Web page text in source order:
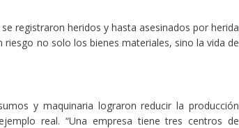
registraron heridos y hasta asesinados por herida
no solo los bienes materiales, sino la vida de
y maquinaria lograron reducir la producción
real. “Una empresa tiene tres centros de